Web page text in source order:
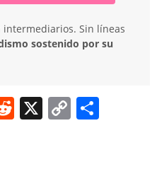
intermediarios. Sin líneas
sostenido por su
R
X
C